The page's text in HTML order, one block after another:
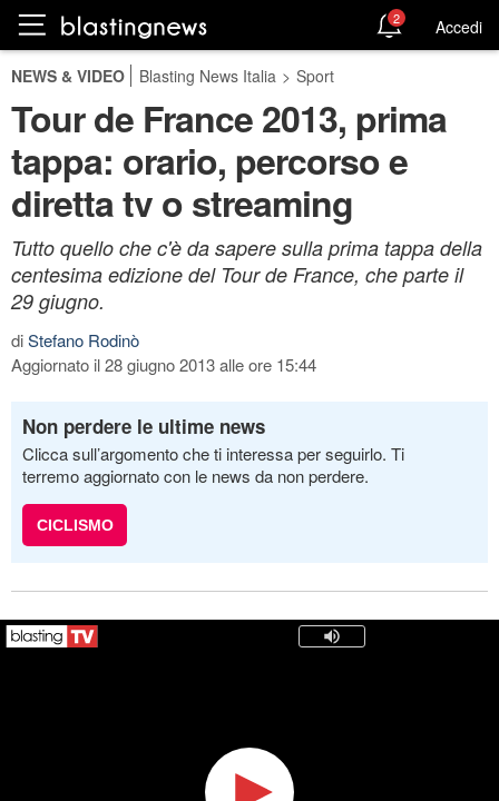
2 Accedi
NEWS & VIDEO Blasting News Italia > Sport
Tour de France 2013, prima
tappa: orario, percorso e
diretta tv o streaming
Tutto quello che c'è da sapere sulla prima tappa della
centesima edizione del Tour de France, che parte il
29 giugno.
diStefano Rodinò
Aggiornato il 28 giugno 2013 alle ore 15:44
Non perdere le ultime news
Clicca sull’argomento che ti interessa per seguirlo. Ti
terremo aggiornato con le news da non perdere.
CICLISMO